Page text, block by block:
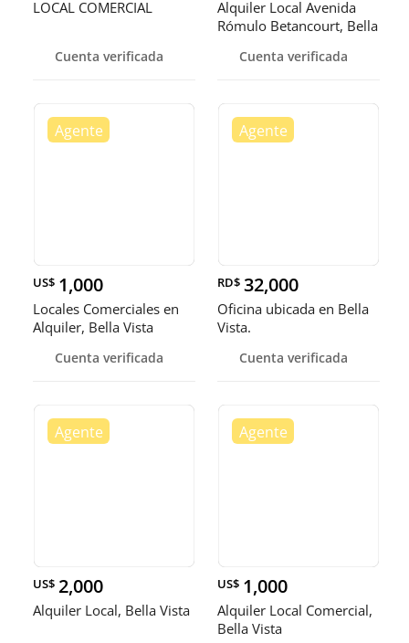
LOCAL COMERCIAL
Cuenta verificada
Alquiler Local Avenida
Rómulo Betancourt, Bella
Cuenta verificada
US$ 1,000
Locales Comerciales en
Alquiler, Bella Vista
Cuenta verificada
RD$ 32,000
Oficina ubicada en Bella
Vista.
Cuenta verificada
US$ 2,000
Alquiler Local, Bella Vista
US$ 1,000
Alquiler Local Comercial,
Bella Vista